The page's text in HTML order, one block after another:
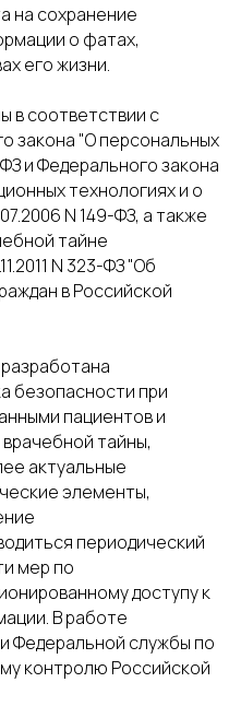
на сохранение
о фатах,
его жизни.
в соответствии с
закона "О персональных
и Федерального закона
технологиях и о
N 149-ФЗ, а также
тайне
N 323-ФЗ "Об
в Российской
безопасности при
пациентов и
тайны,
актуальные
элементы,
периодический
мер по
доступу к
В работе
Федеральной службы по
контролю Российской